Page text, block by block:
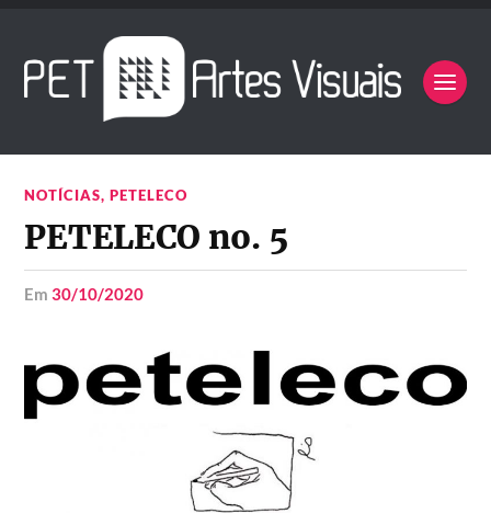
NOTÍCIAS,PETELECO
PETELECO no. 5
em30/10/2020